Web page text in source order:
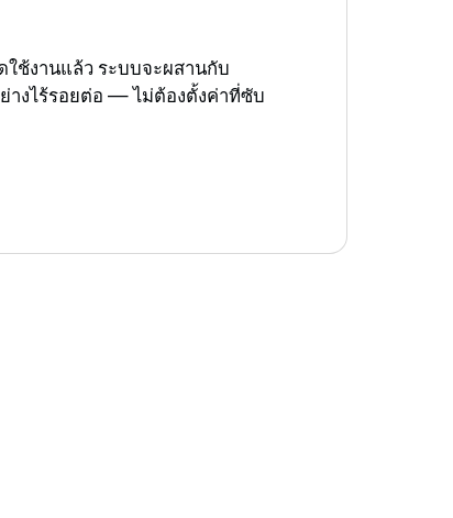
ใช้งานแล้ว ระบบจะผสานกับ
งไร้รอยต่อ — ไม่ต้องตั้งค่าที่ซับ